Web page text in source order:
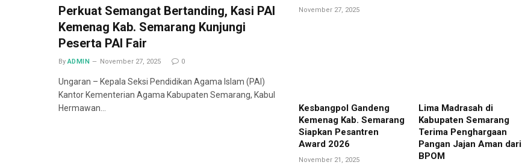
Perkuat Semangat Bertanding, Kasi PAI
Kemenag Kab. Semarang Kunjungi
Peserta PAI Fair
By ADMIN November 27, 2025 0
Ungaran – Kepala Seksi Pendidikan Agama Islam (PAI)
Kantor Kementerian Agama Kabupaten Semarang, Kabul
Hermawan…
November 27, 2025
Kesbangpol Gandeng
Kemenag Kab. Semarang
Siapkan Pesantren
Award 2026
November 21, 2025
Lima Madrasah di
Kabupaten Semarang
Terima Penghargaan
Pangan Jajan Aman dari
BPOM